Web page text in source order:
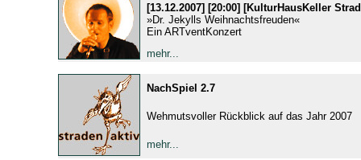
[13.12.2007] [20:00] [KulturHausKeller
»Dr. Jekylls Weihnachtsfreuden«
Ein ARTventKonzert
mehr...
NachSpiel 2.7
Wehmutsvoller Rückblick auf das Jahr 2007
mehr...